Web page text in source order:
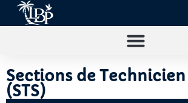
Sections de
(STS)